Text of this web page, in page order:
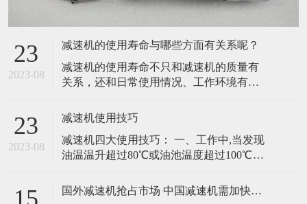
取得了独有的市场份额，并逐步进军中国
占，中国的
润滑，油面高度保持在视油窗的中部即
常温下一般选用40#或50#机械油润滑，为
了提高减速机的性能、延长摆线针轮减速
机的使用寿命，建议采用70#或90#极压齿
在线留言